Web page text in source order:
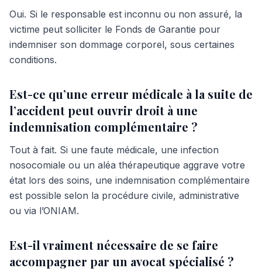
Oui. Si le responsable est inconnu ou non assuré, la
victime peut solliciter le Fonds de Garantie pour
indemniser son dommage corporel, sous certaines
conditions.
Est-ce qu’une erreur médicale à la suite de
l’accident peut ouvrir droit à une
indemnisation complémentaire ?
Tout à fait. Si une faute médicale, une infection
nosocomiale ou un aléa thérapeutique aggrave votre
état lors des soins, une indemnisation complémentaire
est possible selon la procédure civile, administrative
ou via l’ONIAM.
Est-il vraiment nécessaire de se faire
accompagner par un avocat spécialisé ?